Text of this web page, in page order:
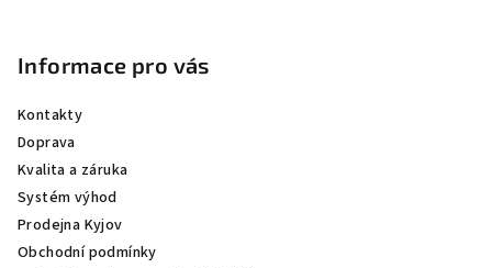
Informace pro vás
Kontakty
Doprava
Kvalita a záruka
Systém výhod
Prodejna Kyjov
Obchodní podmínky